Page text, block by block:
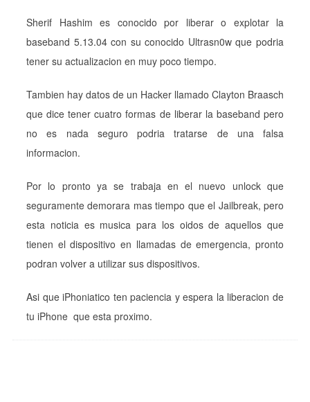
Sherif Hashim es conocido por liberar o explotar la
baseband 5.13.04 con su conocido Ultrasn0w que podria
tener su actualizacion en muy poco tiempo.
Tambien hay datos de un Hacker llamado Clayton Braasch
que dice tener cuatro formas de liberar la baseband pero
no es nada seguro podria tratarse de una falsa
informacion.
Por lo pronto ya se trabaja en el nuevo unlock que
seguramente demorara mas tiempo que el Jailbreak, pero
esta noticia es musica para los oidos de aquellos que
tienen el dispositivo en llamadas de emergencia, pronto
podran volver a utilizar sus dispositivos.
Asi que iPhoniatico ten paciencia y espera la liberacion de
tu iPhone que esta proximo.